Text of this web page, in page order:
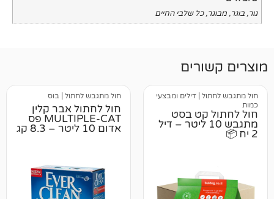
כל שלבי החיים
דילים ומבצעי
בסט
10 ליטר – דיל
חול מתגבש לחתול בוס
חול לחתול אבר קלין
MULTIPLE-CAT פס
אדום 10 ליטר – 8.3 קג